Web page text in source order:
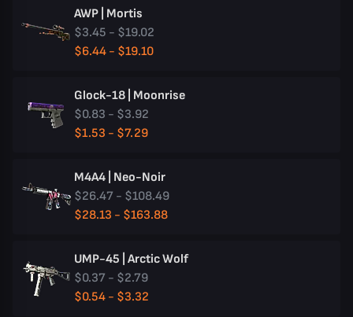
AWP | Mortis
$3.45 - $19.02
$6.44 - $19.10
Glock-18 | Moonrise
$0.83 - $3.92
$1.53 - $7.29
M4A4 | Neo-Noir
$26.47 - $108.49
$28.13 - $163.88
UMP-45 | Arctic Wolf
$0.37 - $2.79
$0.54 - $3.32